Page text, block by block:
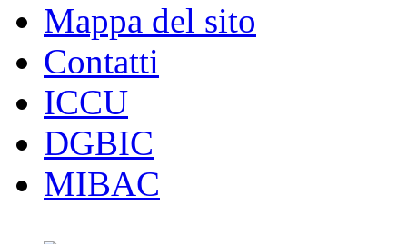
Mappa del sito
Contatti
ICCU
DGBIC
MIBAC